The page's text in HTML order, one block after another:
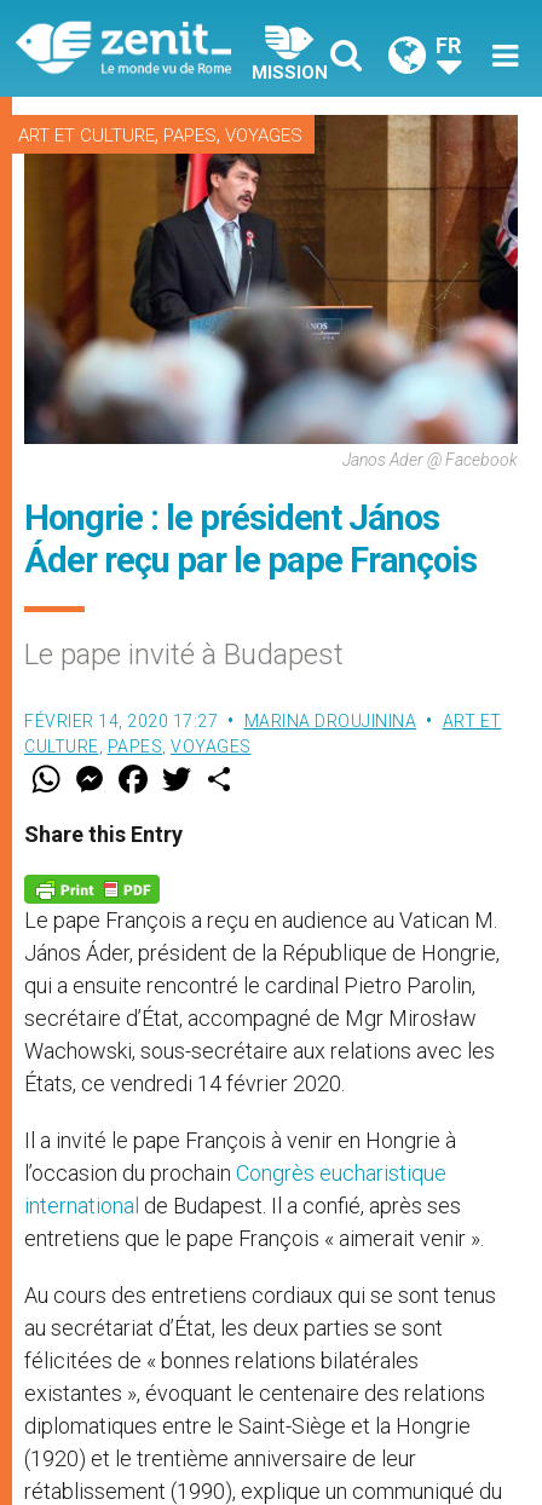
MISSION
FR
ART ET CULTURE, PAPES, VOYAGES
Janos Ader @ Facebook
Hongrie : le président János
Áder reçu par le pape François
Le pape invité à Budapest
FÉVRIER 14, 2020 17:27 MARINA DROUJININA
ART ET
CULTURE PAPES VOYAGES
W
t
s
p
p
M
e
s
e
g
e
r
F
a
e
b
o
k
w
Share this Entry
Le pape François a reçu en audience au Vatican M.
János Áder, président de la République de Hongrie,
qui a ensuite rencontré le cardinal Pietro Parolin,
secrétaire d’État, accompagné de Mgr Mirosław
Wachowski, sous-secrétaire aux relations avec les
États, ce vendredi 14 février 2020.
Il a invité le pape François à venir en Hongrie à
l’occasion du prochain Congrès eucharistique
international de Budapest. Il a confié, après ses
entretiens que le pape François « aimerait venir ».
Au cours des entretiens cordiaux qui se sont tenus
au secrétariat d’État, les deux parties se sont
félicitées de « bonnes relations bilatérales
existantes », évoquant le centenaire des relations
diplomatiques entre le Saint-Siège et la Hongrie
(1920) et le trentième anniversaire de leur
rétablissement (1990), explique un communiqué du